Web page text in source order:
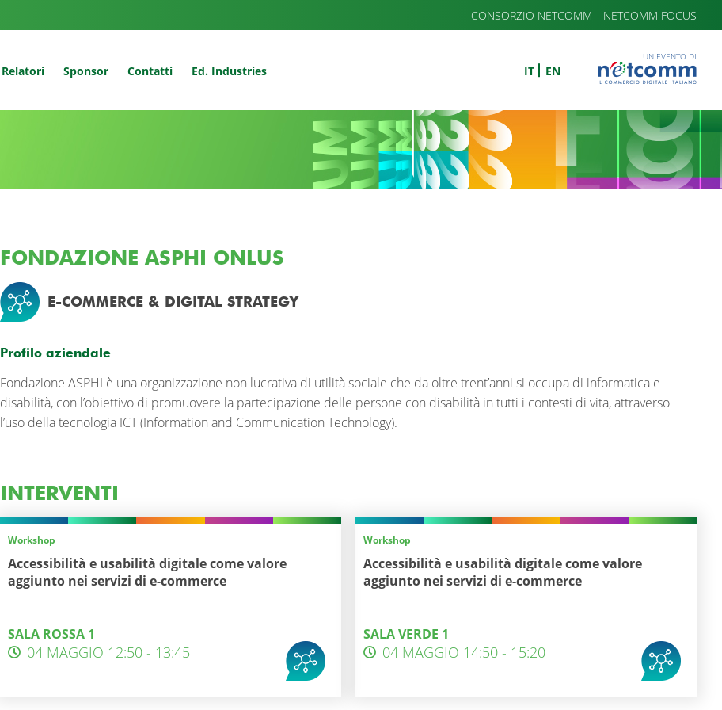
CONSORZIO NETCOMM NETCOMM FOCUS
Relatori Sponsor Contatti Ed. Industries IT EN
UN EVENTO DI
FONDAZIONE ASPHI ONLUS
E-COMMERCE & DIGITAL STRATEGY
Profilo aziendale
Fondazione ASPHI è una organizzazione non lucrativa di utilità sociale che da oltre trent’anni si occupa di informatica e
disabilità, con l’obiettivo di promuovere la partecipazione delle persone con disabilità in tutti i contesti di vita, attraverso
l’uso della tecnologia ICT (Information and Communication Technology).
INTERVENTI
Workshop
Accessibilità e usabilità digitale come valore
aggiunto nei servizi di e-commerce
SALA ROSSA 1
04 MAGGIO 12:50 - 13:45
Workshop
Accessibilità e usabilità digitale come valore
aggiunto nei servizi di e-commerce
SALA VERDE 1
04 MAGGIO 14:50 - 15:20